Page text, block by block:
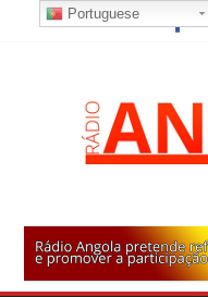
Portuguese